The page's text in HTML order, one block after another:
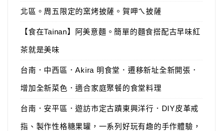
北區。周五限定的窯烤披薩。賀呷ㄟ披薩
【食在Tainan】阿美意麵。簡單的麵食搭配古早味紅
茶就是美味
台南．中西區．Akira 明食堂．遷移新址全新開張．
增加全新菜色．適合家庭聚餐的食堂料理
台南．安平區．遊訪市定古蹟東興洋行．DIY皮革戒
指、製作性格糖果罐，一系列好玩有趣的手作體驗，